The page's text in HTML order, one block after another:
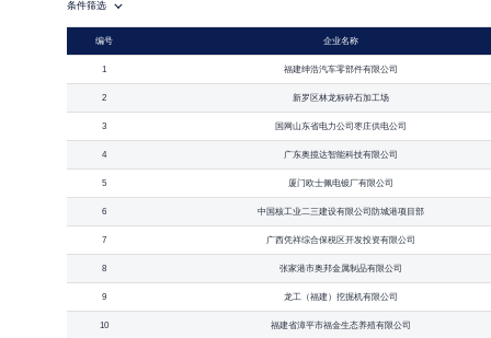
条件筛选
编号 企业名称
1 福建绅浩汽车零部件有限公司
2 新罗区林龙标碎石加工场
3 国网山东省电力公司枣庄供电公司
4 广东奥揽达智能科技有限公司
5 厦门欧士佩电镀厂有限公司
6 中国核工业二三建设有限公司防城港项目部
7 广西凭祥综合保税区开发投资有限公司
8 张家港市奥邦金属制品有限公司
9 龙工（福建）挖掘机有限公司
10 福建省漳平市福金生态养殖有限公司